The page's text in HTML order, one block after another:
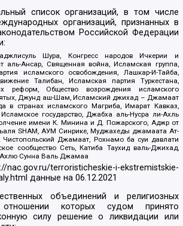
список организаций, в том числе
организаций, признанных в
Российской Федерации
Шура, Конгресс народов Ичкерии и
аль-Ансар, Священная война, Исламская группа,
исламского освобождения, Лашкар-И-Тайба,
Талибан, Исламская партия Туркестана,
реформ, Общество возрождения исламского
Джунд аш-Шам, Исламский джихад – Джамаат
в странах исламского Магриба, Имарат Кавказ,
государство, Джабха аль-Нусра ли-Ахль
имени К. Минина и Д. Пожарского, Аджр от
SHAM, АУМ Синрике, Муджахеды джамаата Ат-
Джамаат, Рохнамо ба суи давлати
сообщество Сеть, Катиба Таухид валь-Джихад,
Сунна Валь Джамаа
nac.gov.ru/terroristicheskie-i-ekstremistskie-
данные на06.12.2021
объединений и религиозных
которых судом принято
силу решение о ликвидации или